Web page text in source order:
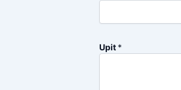
Upit *